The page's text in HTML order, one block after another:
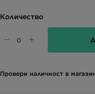
Количество
Провери наличност в